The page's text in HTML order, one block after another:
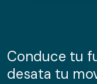
información sobre
nuestros partners
Conduce tu
desata tu